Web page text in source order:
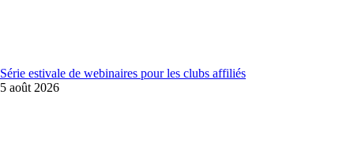
Série estivale de webinaires pour les clubs affiliés
5 août 2026